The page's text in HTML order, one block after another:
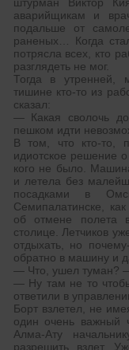
штурман Виктор
аварийщикам и
подальше от
раненых… Когда
потрясла всех, кто
разглядеть не мог.
Тогда в утренней,
тишине кто-то из
сказал:
— Какая сволочь
пешком идти
В том, что кто-то,
идиотское решение
кого не было.
и летела без
посадками в
Семипалатинске,
об отмене полета
столице. Летчиков
отдыхать, но
обратно в машину и
— Что, ушел туман?
— Ну там не то
ответили в
Борт взлетел, не
один очень важный
Алма-Ату
разрешить взлет.